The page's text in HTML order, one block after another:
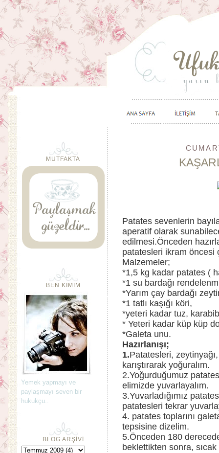
Patates sevenlerin
aperatif olarak
edilmesi.Önceden
patatesleri ikram öncesi
Malzemeler;
*1,5 kg kadar patates (
*1 su bardağı
*Yarım çay bardağı
*1 tatlı kaşığı köri,
*yeteri kadar tuz,
* Yeteri kadar küp küp
*Galeta unu.
Hazırlanışı;
1.Patatesleri,
karıştırarak yoğuralım.
2.Yoğurduğumuz
elimizde yuvarlayalım.
3.Yuvarladığımız
patatesleri tekrar
4. patates toplarını
tepsisine dizelim.
5.Önceden 180
beklettikten sonra,
MUTFAKTA
BEN KIMIM
Yemek yapmayı ve
paylaşmayı seven bir
hukukçu..
BLOG ARŞİVİ